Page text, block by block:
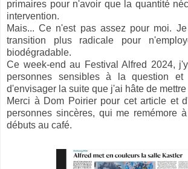
primaires pour n'avoir que la quantité
intervention.
Mais... Ce n'est pas assez pour moi.
transition plus radicale pour
biodégradable.
Ce week-end au Festival Alfred 2024,
personnes sensibles à la question
d'envisager la suite que j'ai hâte de
Merci à Dom Poirier pour cet article et
personnes sincères, qui me remémore
débuts au café.